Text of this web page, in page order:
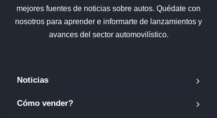
mejores fuentes de noticias sobre autos. Quédate con
nosotros para aprender e informarte de lanzamientos y
avances del sector automovilístico.
Noticias
Cómo vender?